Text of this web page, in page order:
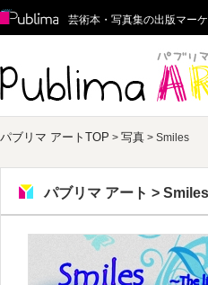
Publima
芸術本・写真集の出版マー
パブリマ アートTOP > 写真 > Smiles
パブリマ アート > Smiles